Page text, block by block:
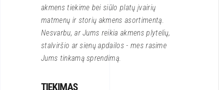
akmens tiekime bei siūlo platų įvairių
matmenų ir storių akmens asortimentą.
Nesvarbu, ar Jums reikia akmens plytelių,
stalviršio ar sienų apdailos - mes rasime
Jums tinkamą sprendimą.
TIEKIMAS